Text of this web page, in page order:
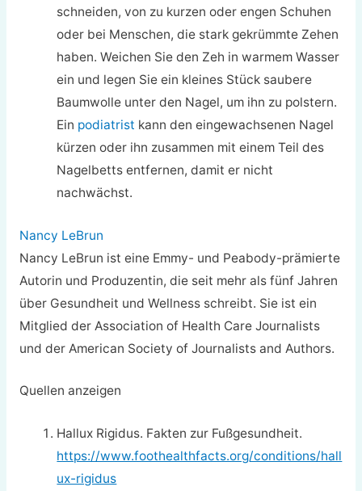
schneiden, von zu kurzen oder engen Schuhen
oder bei Menschen, die stark gekrümmte Zehen
haben. Weichen Sie den Zeh in warmem Wasser
ein und legen Sie ein kleines Stück saubere
Baumwolle unter den Nagel, um ihn zu polstern.
Ein podiatrist kann den eingewachsenen Nagel
kürzen oder ihn zusammen mit einem Teil des
Nagelbetts entfernen, damit er nicht
nachwächst.
Nancy LeBrun
Nancy LeBrun ist eine Emmy- und Peabody-prämierte
Autorin und Produzentin, die seit mehr als fünf Jahren
über Gesundheit und Wellness schreibt. Sie ist ein
Mitglied der Association of Health Care Journalists
und der American Society of Journalists and Authors.
Quellen anzeigen
Hallux Rigidus. Fakten zur Fußgesundheit.
https://www.foothealthfacts.org/conditions/hall
ux-rigidus